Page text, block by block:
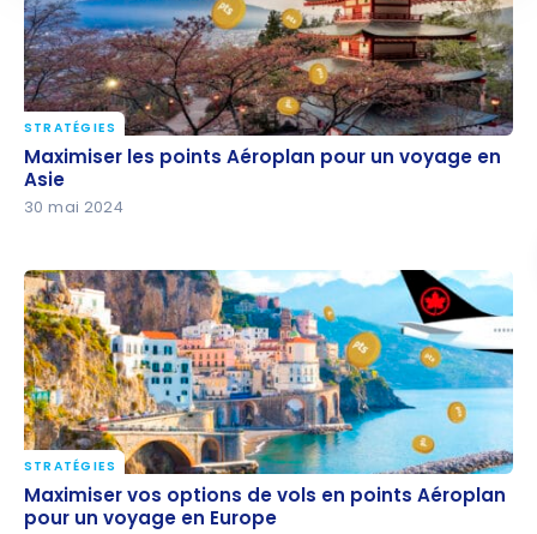
Maximiser les points Aéroplan pour un voyage en
Asie
STRATÉGIES
Maximiser les points Aéroplan pour un voyage en
Asie
30 mai 2024
Maximiser vos options de vols en points Aéroplan
pour un voyage en Europe
STRATÉGIES
Maximiser vos options de vols en points Aéroplan
pour un voyage en Europe